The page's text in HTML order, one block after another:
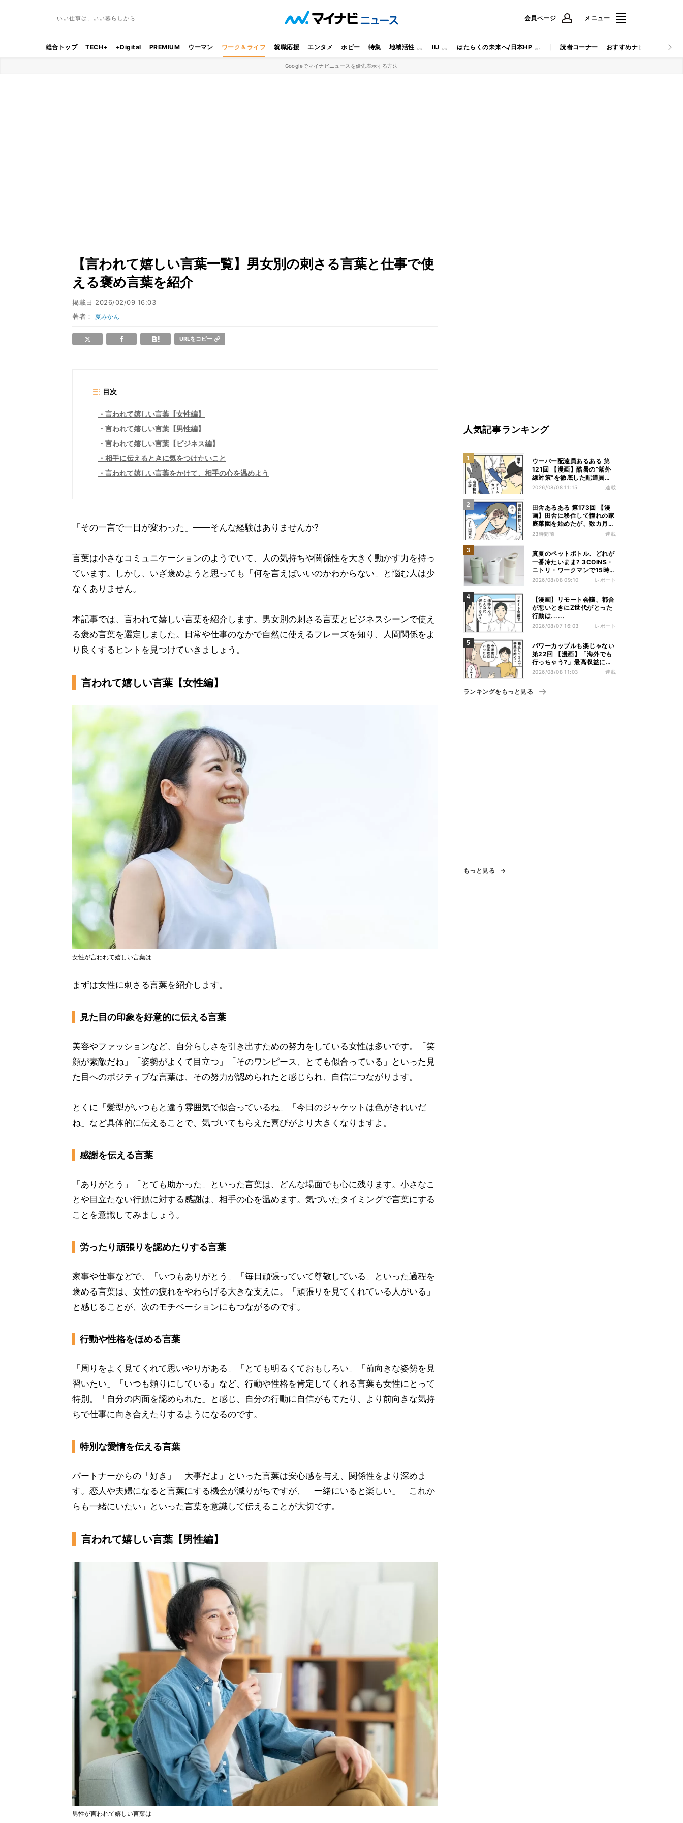
いい仕事は、いい暮らしから 会員ページ メニュー
総合トップ TECH+ +Digital PREMIUM ウーマン ワーク＆ライフ 就職応援 エンタメ ホビー 特集 地域活性 IIJ はたらくの未来へ/日本HP 読者コーナー おすすめナビ マイナビ
Googleでマイナビニュースを優先表示する方法
【言われて嬉しい言葉一覧】男女別の刺さる言葉と仕事で使
える褒め言葉を紹介
掲載日 2026/02/09 16:03
著者： 夏みかん
URLをコピー
目次
言われて嬉しい言葉【女性編】
言われて嬉しい言葉【男性編】
言われて嬉しい言葉【ビジネス編】
相手に伝えるときに気をつけたいこと
言われて嬉しい言葉をかけて、相手の心を温めよう
「その一言で一日が変わった」――そんな経験はありませんか?
言葉は小さなコミュニケーションのようでいて、人の気持ちや関係性を大きく動かす力を持っ
ています。しかし、いざ褒めようと思っても「何を言えばいいのかわからない」と悩む人は少
なくありません。
本記事では、言われて嬉しい言葉を紹介します。男女別の刺さる言葉とビジネスシーンで使え
る褒め言葉を選定しました。日常や仕事のなかで自然に使えるフレーズを知り、人間関係をよ
り良くするヒントを見つけていきましょう。
言われて嬉しい言葉【女性編】
女性が言われて嬉しい言葉は
まずは女性に刺さる言葉を紹介します。
見た目の印象を好意的に伝える言葉
美容やファッションなど、自分らしさを引き出すための努力をしている女性は多いです。「笑
顔が素敵だね」「姿勢がよくて目立つ」「そのワンピース、とても似合っている」といった見
た目へのポジティブな言葉は、その努力が認められたと感じられ、自信につながります。
とくに「髪型がいつもと違う雰囲気で似合っているね」「今日のジャケットは色がきれいだ
ね」など具体的に伝えることで、気づいてもらえた喜びがより大きくなりますよ。
感謝を伝える言葉
「ありがとう」「とても助かった」といった言葉は、どんな場面でも心に残ります。小さなこ
とや目立たない行動に対する感謝は、相手の心を温めます。気づいたタイミングで言葉にする
ことを意識してみましょう。
労ったり頑張りを認めたりする言葉
家事や仕事などで、「いつもありがとう」「毎日頑張っていて尊敬している」といった過程を
褒める言葉は、女性の疲れをやわらげる大きな支えに。「頑張りを見てくれている人がいる」
と感じることが、次のモチベーションにもつながるのです。
行動や性格をほめる言葉
「周りをよく見てくれて思いやりがある」「とても明るくておもしろい」「前向きな姿勢を見
習いたい」「いつも頼りにしている」など、行動や性格を肯定してくれる言葉も女性にとって
特別。「自分の内面を認められた」と感じ、自分の行動に自信がもてたり、より前向きな気持
ちで仕事に向き合えたりするようになるのです。
特別な愛情を伝える言葉
パートナーからの「好き」「大事だよ」といった言葉は安心感を与え、関係性をより深めま
す。恋人や夫婦になると言葉にする機会が減りがちですが、「一緒にいると楽しい」「これか
らも一緒にいたい」といった言葉を意識して伝えることが大切です。
言われて嬉しい言葉【男性編】
男性が言われて嬉しい言葉は
人気記事ランキング
ウーバー配達員あるある 第
121回 【漫画】酷暑の“紫外
線対策”を徹底した配達員
が、数カ月後に絶句した理由
2026/08/08 11:15 連載
田舎あるある 第173回 【漫
画】田舎に移住して憧れの家
庭菜園を始めたが、数カ月後
の光景に絶句
23時間前 連載
真夏のペットボトル、どれが
一番冷たいまま? 3COINS・
ニトリ・ワークマンで15時間
検証してみた
2026/08/08 09:10 レポート
【漫画】リモート会議、都合
が悪いときにZ世代がとった
行動は......
2026/08/07 16:03 レポート
パワーカップルも楽じゃない
第22回 【漫画】「海外でも
行っちゃう?」最高収益に喜
ぶ夫婦、直後に届いた“通知
2026/08/08 11:03 連載
ランキングをもっと見る
もっと見る